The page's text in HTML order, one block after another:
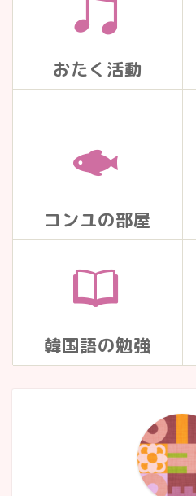
おたく活動
コンユの部屋
韓国語の勉強